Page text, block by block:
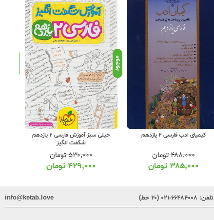
کیمیای ادب فارسی 2 یازدهم
۴۸۸,۰۰۰تومان
۳۸۵,۰۰۰ تومان
موجود
خیلی سبز آموزش فارسی 2 یازدهم
شگفت انگیز
۵۳۰,۰۰۰تومان
۴۲۹,۰۰۰ تومان
تلفن: ۶۶۴۸۴۰۰۸-۰۲۱ (۲۰ خط) info@ketab.love